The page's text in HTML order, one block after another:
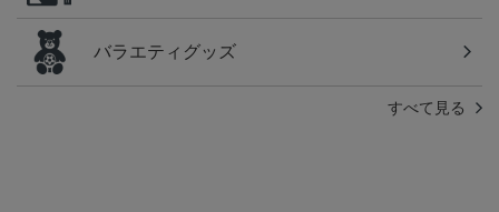
バラエティグッズ
すべて見る